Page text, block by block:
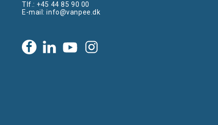
Tlf.: +45 44 85 90 00
E-mail:info@vanpee.dk